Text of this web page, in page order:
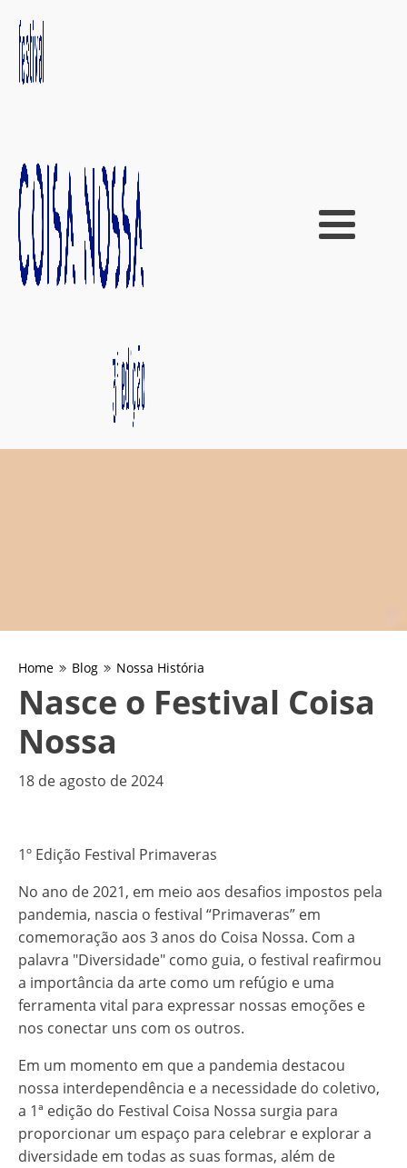
Home Blog Nossa História
Nasce o Festival Coisa
Nossa
18 de agosto de 2024
1º Edição Festival Primaveras
No ano de 2021, em meio aos desafios impostos pela
pandemia, nascia o festival “Primaveras” em
comemoração aos 3 anos do Coisa Nossa. Com a
palavra "Diversidade" como guia, o festival reafirmou
a importância da arte como um refúgio e uma
ferramenta vital para expressar nossas emoções e
nos conectar uns com os outros.
Em um momento em que a pandemia destacou
nossa interdependência e a necessidade do coletivo,
a 1ª edição do Festival Coisa Nossa surgia para
proporcionar um espaço para celebrar e explorar a
diversidade em todas as suas formas, além de